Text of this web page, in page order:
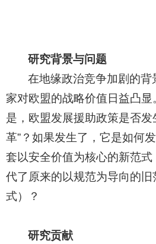
研究背景与问题
在地缘政治竞争加剧的背
家对欧盟的战略价值日益凸
是，欧盟发展援助政策是否发
革”？如果发生了，它是如何
套以安全价值为核心的新范
代了原来的以规范为导向的
式）？
研究贡献